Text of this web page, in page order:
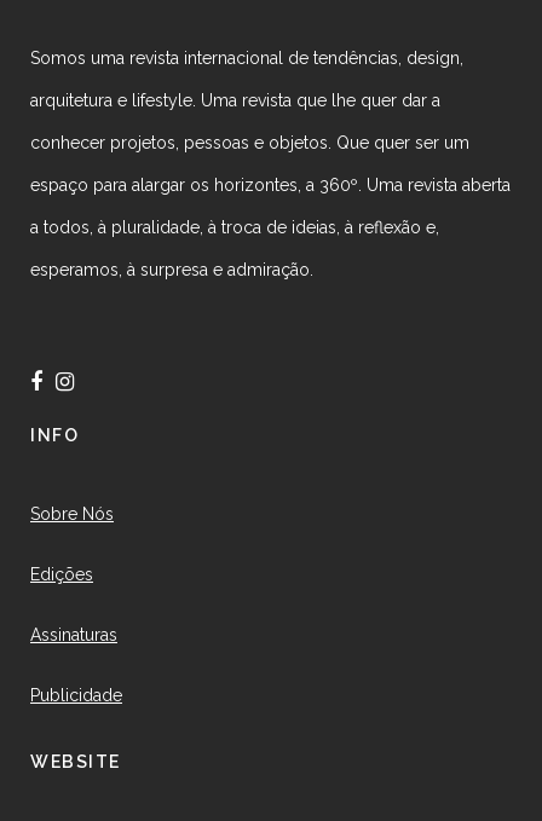
Somos uma revista internacional de tendências, design,
arquitetura e lifestyle. Uma revista que lhe quer dar a
conhecer projetos, pessoas e objetos. Que quer ser um
espaço para alargar os horizontes, a 360º. Uma revista aberta
a todos, à pluralidade, à troca de ideias, à reflexão e,
esperamos, à surpresa e admiração.
INFO
Sobre Nós
Edições
Assinaturas
Publicidade
WEBSITE